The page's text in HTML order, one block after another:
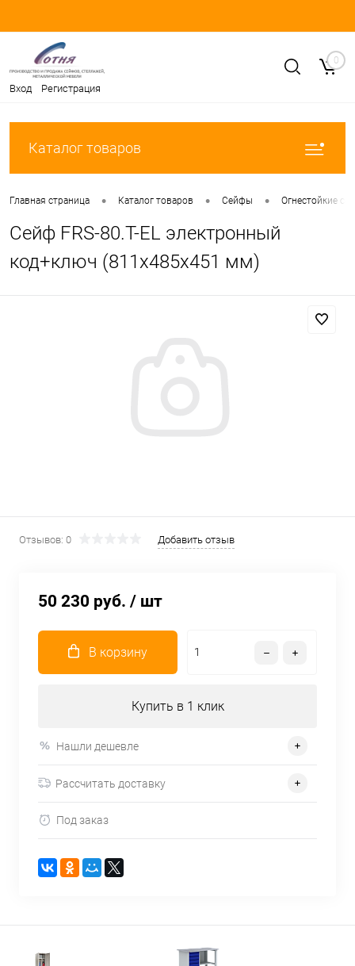
Вход Регистрация
0
Каталог товаров
Главная страница • Каталог товаров • Сейфы • Огнестойкие
Сейф FRS-80.T-EL электронный
код+ключ (811x485x451 мм)
Отзывов: 0 Добавить отзыв
50 230 руб. / шт
В корзину
Купить в 1 клик
Нашли дешевле
Рассчитать доставку
Под заказ